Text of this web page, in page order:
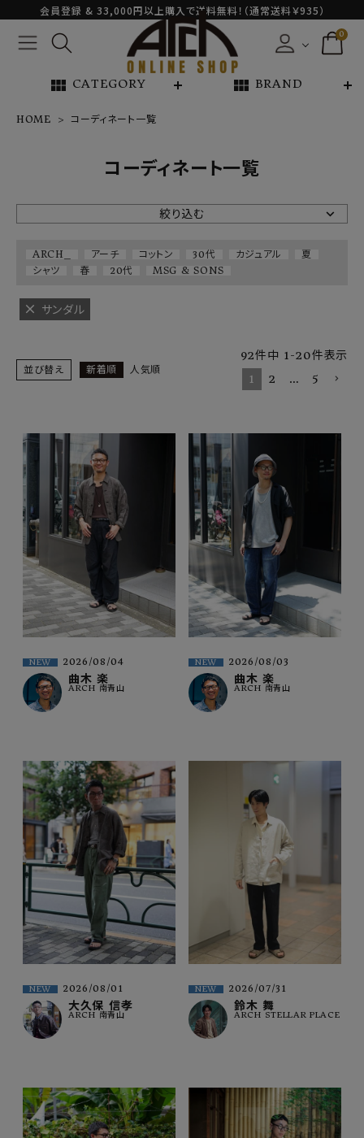
会員登録 & 33,000円以上購入で送料無料！（通常送料￥935）
0
view_module CATEGORY view_module BRAND
NEW ARRIVAL
ARCH EXCLUSIVE
SHOP
ご利用ガイド
プライバシーポリシー
特定商取引法について
お問い合わせ
OFFICIAL WEB SITE
ACCOUNT MENU
ようこそ ゲスト 様
meeting_room ログイン 会員登録
HOME コーディネート一覧
コーディネート一覧
絞り込む
ARCH_ アーチ コットン 30代 カジュアル
夏
シャツ
春 20代 MSG & SONS
サンダル
並び替え 新着順 人気順
92件中 1-20件表示
1
2 … 5
NEW 2026/08/04
曲木 楽
ARCH 南青山
NEW 2026/08/03
曲木 楽
ARCH 南青山
NEW 2026/08/01
大久保 信孝
ARCH 南青山
NEW 2026/07/31
鈴木 舞
ARCH STELLAR PLACE